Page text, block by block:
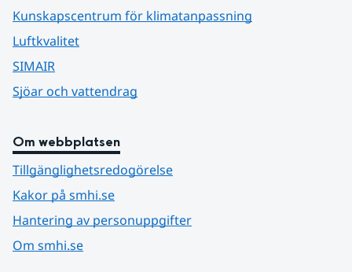
Kunskapscentrum för klimatanpassning
Luftkvalitet
SIMAIR
Sjöar och vattendrag
Om webbplatsen
Tillgänglighetsredogörelse
Kakor på smhi.se
Hantering av personuppgifter
Om smhi.se